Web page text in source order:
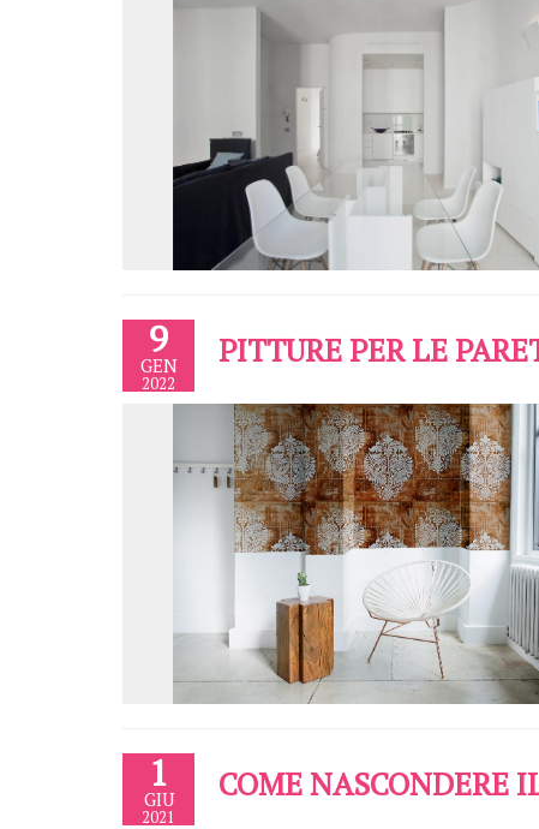
9
GEN
2022
PITTURE PER LE
1
GIU
2021
COME NASCONDERE